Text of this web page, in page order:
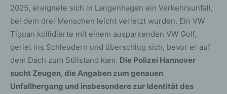
2025, ereignete sich in Langenhagen ein Verkehrsunfall,
bei dem drei Menschen leicht verletzt wurden. Ein VW
Tiguan kollidierte mit einem ausparkenden VW Golf,
geriet ins Schleudern und überschlug sich, bevor er auf
dem Dach zum Stillstand kam. Die Polizei Hannover
sucht Zeugen, die Angaben zum genauen
Unfallhergang und insbesondere zur Identität des